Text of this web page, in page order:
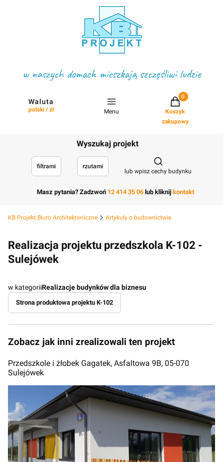
w naszych domach mieszkają szczęśliwi ludzie
Waluta
polski / zł Menu
Projekty w
Koszyk
zakupowy
Wyszukaj projekt
filtrami rzutami
Otwórz
lub wpisz cechy budynku
Masz pytania? Zadzwoń 12 414 35 06 lub kliknij kontakt
KB Projekt Biuro Architektoniczne Artykuły o budownictwie
Realizacja projektu przedszkola K-102 -
Sulejówek
w kategoriiRealizacje budynków dla biznesu
Strona produktowa projektu K-102
Zobacz jak inni zrealizowali ten projekt
Przedszkole i żłobek Gagatek, Asfaltowa 9B, 05-070
Sulejówek